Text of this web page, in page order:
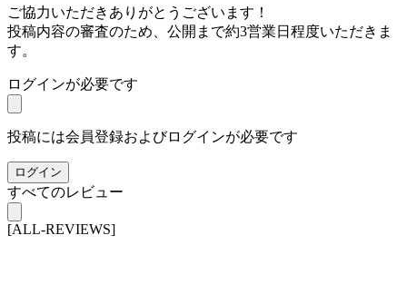
ご協力いただきありがとうございます！
投稿内容の審査のため、公開まで約3営業日程度いただきま
す。
ログインが必要です
投稿には会員登録およびログインが必要です
ログイン
すべてのレビュー
[ALL-REVIEWS]